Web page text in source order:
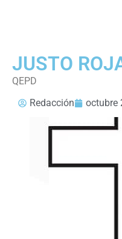
JUSTO
QEPD
Redacción
octubre